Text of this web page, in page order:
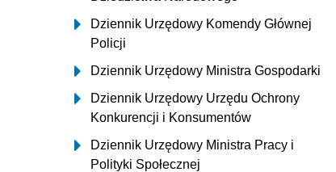
Dziennik Urzędowy Komendy Głównej
Policji
Dziennik Urzędowy Ministra Gospodarki
Dziennik Urzędowy Urzędu Ochrony
Konkurencji i Konsumentów
Dziennik Urzędowy Ministra Pracy i
Polityki Społecznej